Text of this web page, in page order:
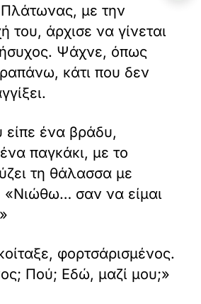
με την
του, άρχισε να γίνεται
Ψάχνε, όπως
κάτι που δεν
είπε ένα βράδυ,
παγκάκι, με το
τη θάλασσα με
«Νιώθω… σαν να είμαι
φορτσάρισμένος.
Πού; Εδώ, μαζί μου;»